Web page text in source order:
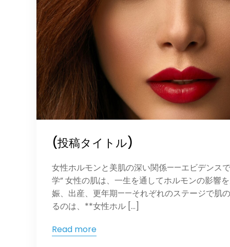
(投稿タイトル)
女性ホルモンと美肌の深い関係——エビデンス
学” 女性の肌は、一生を通してホルモンの影響
娠、出産、更年期——それぞれのステージで肌
るのは、**女性ホル […]
Read more